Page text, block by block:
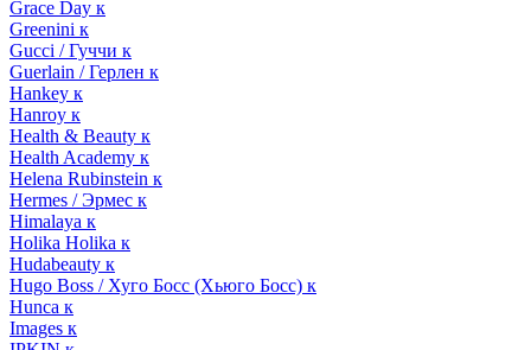
Grace Day к
Greenini к
Gucci / Гуччи к
Guerlain / Герлен к
Hankey к
Hanroy к
Health & Beauty к
Health Academy к
Helena Rubinstein к
Hermes / Эрмес к
Himalaya к
Holika Holika к
Hudabeauty к
Hugo Boss / Хуго Босс (Хьюго Босс) к
Hunca к
Images к